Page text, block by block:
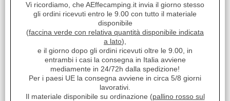
Vi ricordiamo, che AEffecamping.it invia il giorno stesso
gli ordini ricevuti entro le 9.00 con tutto il materiale
disponibile
(faccina verde con relativa quantità disponibile indicata
a lato),
e il giorno dopo gli ordini ricevuti oltre le 9.00, in
entrambi i casi la consegna in Italia avviene
mediamente in 24/72h dalla spedizione!
Per i paesi UE la consegna avviene in circa 5/8 giorni
lavorativi.
Il materiale disponibile su ordinazione (pallino rosso sul